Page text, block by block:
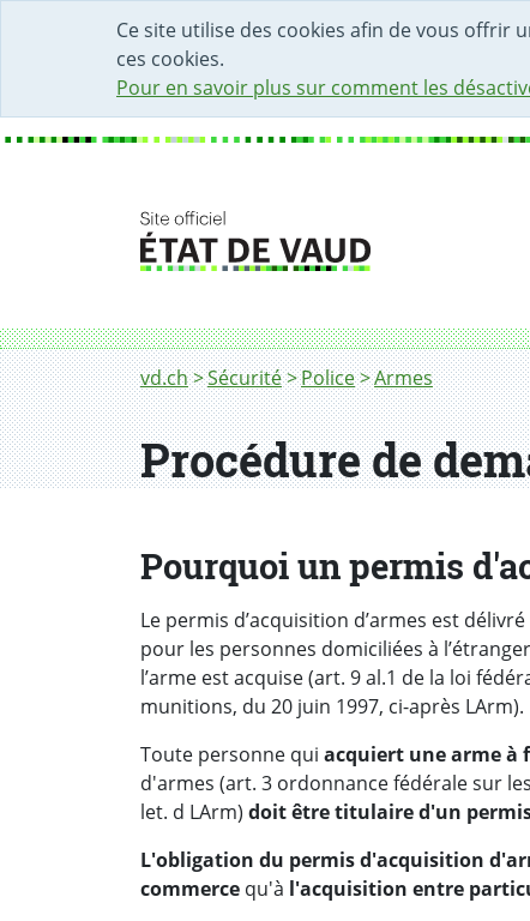
Ce site utilise des cookies afin de vous offrir
ces cookies.
Pour en savoir plus sur comment les
DÉBUT DU CONTENU DE LA PAGE
ACCÈS AU CHAMP DE RECHERCHE
PAGE D'ACCUEIL
FORMULAIRE DE CONTACT
Fil d'Ariane
vd.ch Sécurité Police Armes
Procédure de demandes d’autorisation
Procédure de
Pourquoi un permis
Le permis d’acquisition d’armes est
pour les personnes domiciliées à
l’arme est acquise (art. 9 al.1 de la loi
munitions, du 20 juin 1997, ci-après LArm).
Toute personne qui acquiert une arme à
d'armes (art. 3 ordonnance fédérale sur
let. d LArm) doit être titulaire d'un
L'obligation du permis d'acquisition
commerce qu'à l'acquisition entre